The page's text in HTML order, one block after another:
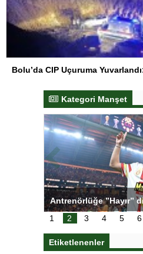
Bolu’da CIP Uçuruma
Kategori Manşet
Antrenörlüğe ”Hayır”
Galatasaray’dan
1
2 3 4 5 6
Etiketlenenler